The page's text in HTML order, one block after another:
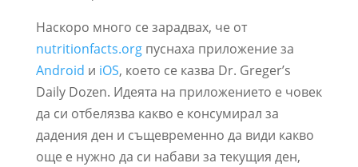
Наскоро много се зарадвах, че от
nutritionfacts.orgпуснаха приложение за
Android и iOS, което се казва Dr. Greger’s
Daily Dozen. Идеята на приложението е човек
да си отбелязва какво е консумирал за
дадения ден и същевременно да види какво
още е нужно да си набави за текущия ден,